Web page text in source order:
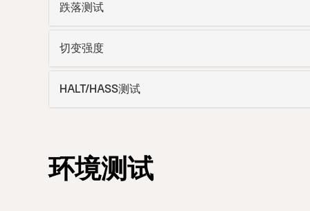
跌落测试
切变强度
HALT/HASS测试
环境测试